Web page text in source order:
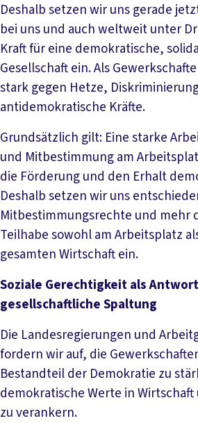
Deshalb setzen wir uns gerade
bei uns und auch weltweit unter
Kraft für eine demokratische,
Gesellschaft ein. Als
stark gegen Hetze,
antidemokratische Kräfte.
Grundsätzlich gilt: Eine starke
und Mitbestimmung am
die Förderung und den Erhalt
Deshalb setzen wir uns
Mitbestimmungsrechte und mehr
Teilhabe sowohl am Arbeitsplatz
gesamten Wirtschaft ein.
Soziale Gerechtigkeit als
gesellschaftliche Spaltung
Die Landesregierungen und
fordern wir auf, die
Bestandteil der Demokratie zu
demokratische Werte in
zu verankern.